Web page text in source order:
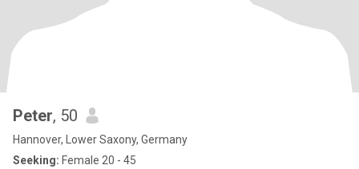
Peter, 50
Hannover, Lower Saxony, Germany
Seeking: Female 20 - 45